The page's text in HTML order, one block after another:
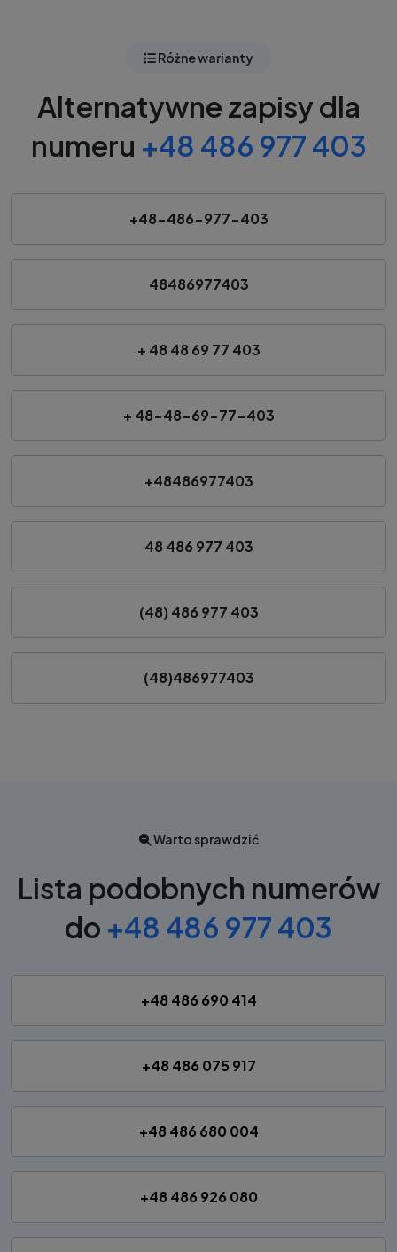
Różne warianty
Alternatywne zapisy dla
numeru +48 486 977 403
+48-486-977-403
48486977403
+ 48 48 69 77 403
+ 48-48-69-77-403
+48486977403
48 486 977 403
(48) 486 977 403
(48)486977403
Warto sprawdzić
Lista podobnych numerów
do +48 486 977 403
+48 486 690 414
+48 486 075 917
+48 486 680 004
+48 486 926 080